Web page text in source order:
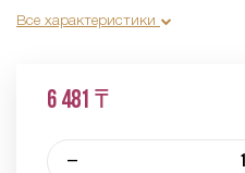
Все характеристики
6 481 ₸
–